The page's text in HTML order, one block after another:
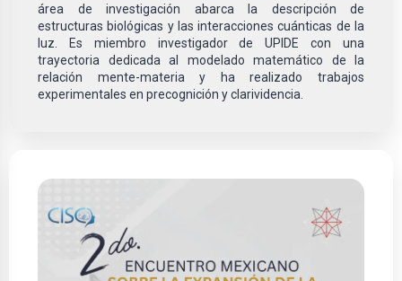
área de investigación abarca la descripción de
estructuras biológicas y las interacciones cuánticas de la
luz. Es miembro investigador de UPIDE con una
trayectoria dedicada al modelado matemático de la
relación mente-materia y ha realizado trabajos
experimentales en precognición y clarividencia.